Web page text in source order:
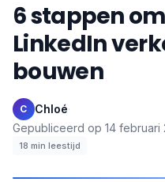
6 stappen
LinkedIn
bouwen
C Chloé·
Gepubliceerd op 14 februari
18 min leestijd